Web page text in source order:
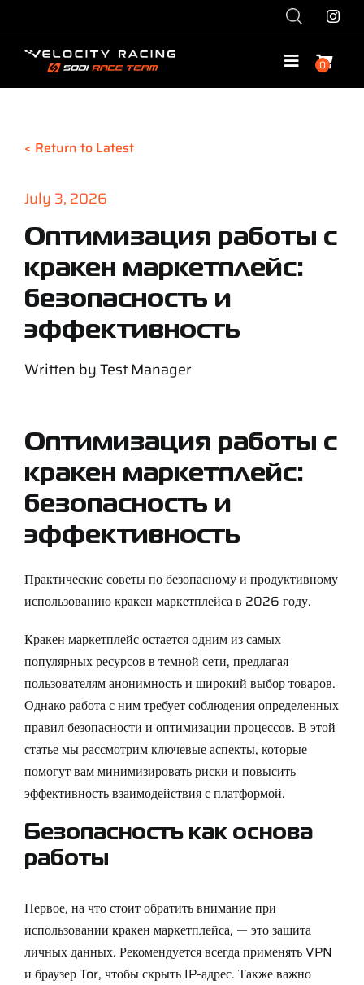
content
Toggle
Services
Explore
Support
Contact
Sign Up/Sign In
0
< Return to Latest
July 3, 2026
Оптимизация работы с
кракен маркетплейс:
безопасность и
эффективность
Written byTest Manager
Оптимизация работы с
кракен маркетплейс:
безопасность и
эффективность
Практические советы по безопасному и продуктивному
использованию кракен маркетплейса в 2026 году.
Кракен маркетплейс остается одним из самых
популярных ресурсов в темной сети, предлагая
пользователям анонимность и широкий выбор товаров.
Однако работа с ним требует соблюдения определенных
правил безопасности и оптимизации процессов. В этой
статье мы рассмотрим ключевые аспекты, которые
помогут вам минимизировать риски и повысить
эффективность взаимодействия с платформой.
Безопасность как основа
работы
Первое, на что стоит обратить внимание при
использовании кракен маркетплейса, — это защита
личных данных. Рекомендуется всегда применять VPN
и браузер Tor, чтобы скрыть IP-адрес. Также важно